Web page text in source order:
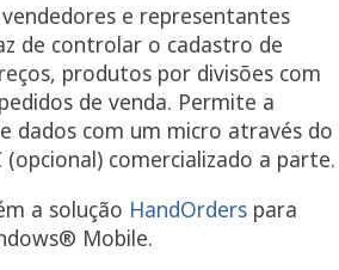
e representantes
de controlar o cadastro de
produtos por divisões com
de venda. Permite a
dados com um micro através do
(opcional) comercializado a parte.
a solução HandOrders para
Mobile.